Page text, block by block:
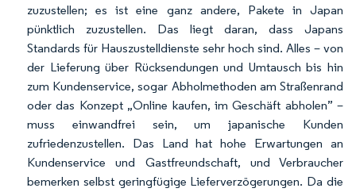
zuzustellen; es ist eine ganz andere, Pakete in Japan
pünktlich zuzustellen. Das liegt daran, dass Japans
Standards für Hauszustelldienste sehr hoch sind. Alles – von
der Lieferung über Rücksendungen und Umtausch bis hin
zum Kundenservice, sogar Abholmethoden am Straßenrand
oder das Konzept „Online kaufen, im Geschäft abholen” –
muss einwandfrei sein, um japanische Kunden
zufriedenzustellen. Das Land hat hohe Erwartungen an
Kundenservice und Gastfreundschaft, und Verbraucher
bemerken selbst geringfügige Lieferverzögerungen. Da die